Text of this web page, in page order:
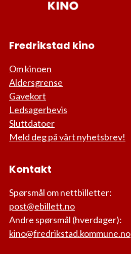
Fredrikstad kino
Om kinoen
Aldersgrense
Gavekort
Ledsagerbevis
Sluttdatoer
Meld deg på vårt nyhetsbrev!
Kontakt
Spørsmål om nettbilletter:
post@ebillett.no
Andre spørsmål (hverdager):
kino@fredrikstad.kommune.no